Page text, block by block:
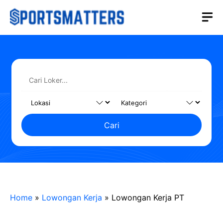
Langsung
Cari
Home » Lowongan Kerja » Lowongan Kerja PT